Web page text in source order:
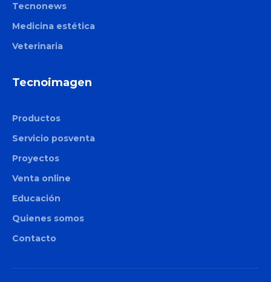
Tecnonews
Medicina estética
Veterinaria
Tecnoimagen
Productos
Servicio posventa
Proyectos
Venta online
Educación
Quienes somos
Contacto